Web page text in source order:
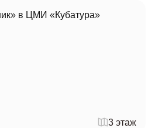
3 этаж